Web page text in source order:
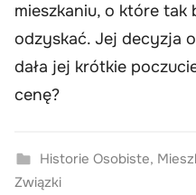
mieszkaniu, o które tak
odzyskać. Jej decyzja
dała jej krótkie
cenę?
Historie Osobiste,
Związki